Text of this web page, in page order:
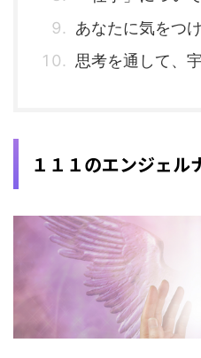
あなたに気をつ
思考を通して、
１１１のエンジェル